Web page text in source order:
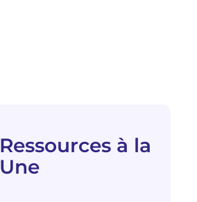
Ressources à la
Une